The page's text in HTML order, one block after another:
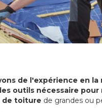
de l'expérience en
outils nécessaire
de toiture de grandes ou